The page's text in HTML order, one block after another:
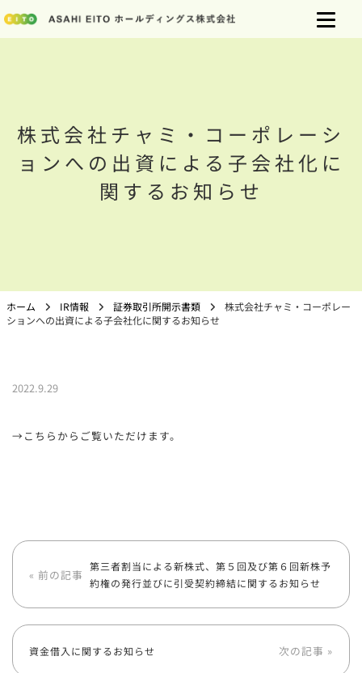
株式会社チャミ・コーポレーシ
ョンへの出資による子会社化に
関するお知らせ
ホーム IR情報 証券取引所開示書類
株式会社チャミ・コーポレー
ションへの出資による子会社化に関するお知らせ
2022.9.29
→こちらからご覧いただけます。
« 前の記事
第三者割当による新株式、第５回及び第６回新株予
約権の発行並びに引受契約締結に関するお知らせ
資金借入に関するお知らせ 次の記事 »